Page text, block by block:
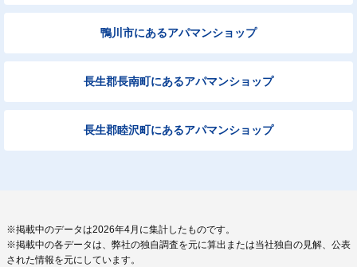
鴨川市にあるアパマンショップ
長生郡長南町にあるアパマンショップ
長生郡睦沢町にあるアパマンショップ
※掲載中のデータは2026年4月に集計したものです。
※掲載中の各データは、弊社の独自調査を元に算出または当社独自の見解、公表
された情報を元にしています。